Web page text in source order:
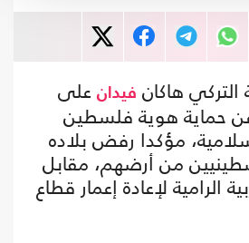
التركي هاكان فيدان على
حماية هوية فلسطين
مؤكدا رفض بلاده
من أرضهم، مقابل
الرامية لإعادة إعمار قطاع